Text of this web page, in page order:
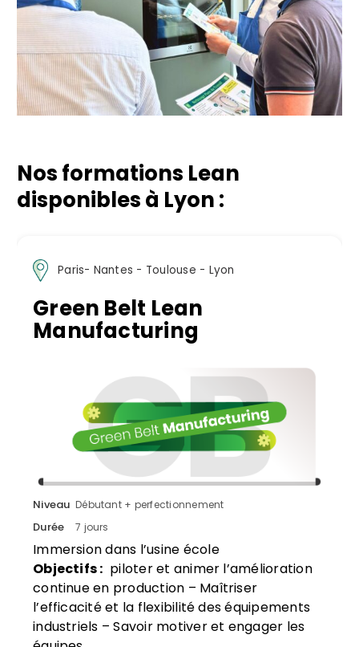
Nos formations Lean
disponibles à Lyon :
Paris - Lyon
Black Belt Lean Six Sigma
Niveau Expert référent
Durée 80 heures
Formation certifiante pour devenir
responsable de la démarche Lean Six Sigma
Objectifs :Élaborer et déployer la stratégie
d’amélioration continue – Piloter l’activité et
les résultats – Accompagner les équipes et
les CODIR